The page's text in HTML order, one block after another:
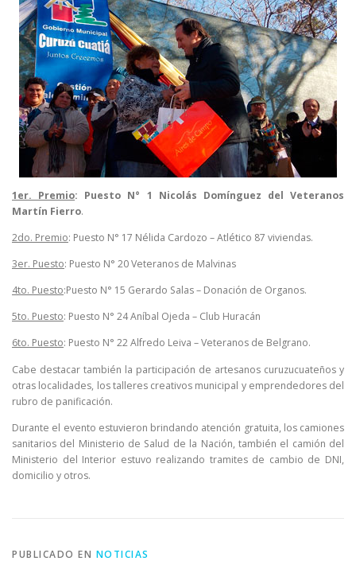
1er. Premio: Puesto N° 1 Nicolás Domínguez del Veteranos
Martín Fierro.
2do. Premio: Puesto N° 17 Nélida Cardozo – Atlético 87 viviendas.
3er. Puesto: Puesto N° 20 Veteranos de Malvinas
4to. Puesto:Puesto N° 15 Gerardo Salas – Donación de Organos.
5to. Puesto: Puesto N° 24 Aníbal Ojeda – Club Huracán
6to. Puesto: Puesto N° 22 Alfredo Leiva – Veteranos de Belgrano.
Cabe destacar también la participación de artesanos curuzucuateños y
otras localidades, los talleres creativos municipal y emprendedores del
rubro de panificación.
Durante el evento estuvieron brindando atención gratuita, los camiones
sanitarios del Ministerio de Salud de la Nación, también el camión del
Ministerio del Interior estuvo realizando tramites de cambio de DNI,
domicilio y otros.
PUBLICADO EN NOTICIAS